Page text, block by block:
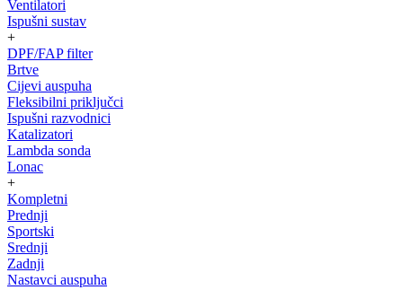
Ventilatori
Ispušni sustav
+
DPF/FAP filter
Brtve
Cijevi auspuha
Fleksibilni priključci
Ispušni razvodnici
Katalizatori
Lambda sonda
Lonac
+
Kompletni
Prednji
Sportski
Srednji
Zadnji
Nastavci auspuha